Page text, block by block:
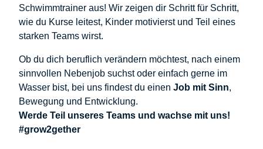
Schwimmtrainer aus! Wir zeigen dir Schritt für Schritt,
wie du Kurse leitest, Kinder motivierst und Teil eines
starken Teams wirst.
Ob du dich beruflich verändern möchtest, nach einem
sinnvollen Nebenjob suchst oder einfach gerne im
Wasser bist, bei uns findest du einen Job mit Sinn,
Bewegung und Entwicklung.
Werde Teil unseres Teams und wachse mit uns!
#grow2gether